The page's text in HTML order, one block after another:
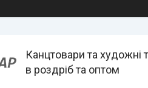
Канцтовари та художні
в роздріб та оптом